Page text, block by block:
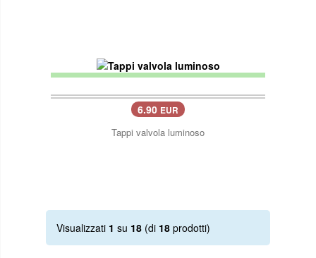
6.90 EUR
Tappi valvola luminoso
Visualizzati 1 su 18 (di 18 prodotti)